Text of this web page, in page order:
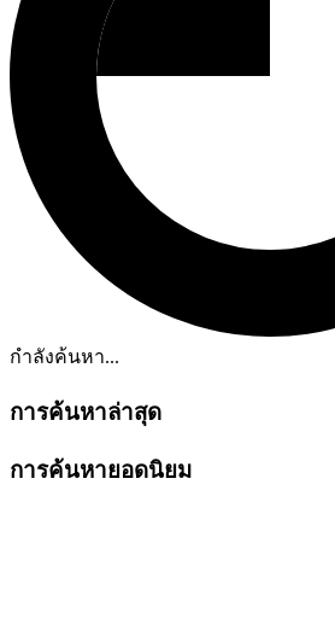
กำลังค้นหา...
การค้นหาล่าสุด
การค้นหายอดนิยม